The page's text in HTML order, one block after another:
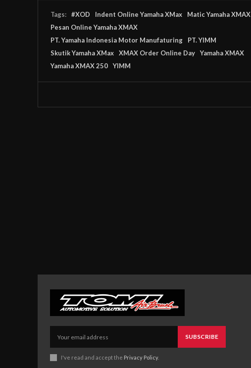
Tags: #XOD Indent Online Yamaha XMax
Matic Yamaha XMAX
Pesan Online Yamaha XMAX
PT. Yamaha Indonesia Motor Manufaturing
PT. YIMM
Skutik Yamaha XMax
XMAX Order Online Day
Yamaha XMAX
Yamaha XMAX 250
YIMM
SUBSCRIBE
I've read and accept the Privacy Policy.